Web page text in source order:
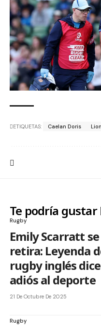
ETIQUETAS: Caelan Doris
Te podría gustar
Rugby
Emily Scarratt se
retira: Leyenda
rugby inglés dice
adiós al deporte
21 De Octubre De 2025
Rugby